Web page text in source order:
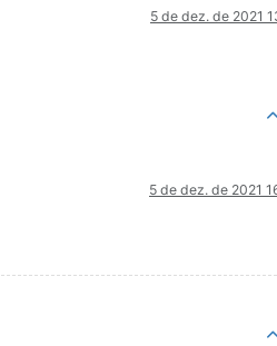
5 de dez. de 2021
5 de dez. de 2021